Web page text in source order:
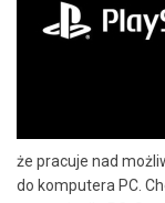
że pracuje nad
do komputera PC.